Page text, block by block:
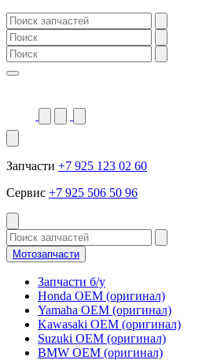
Запчасти +7 925 123 02 60
Сервис +7 925 506 50 96
Мотозапчасти
Запчасти б/у
Honda OEM (оригинал)
Yamaha OEM (оригинал)
Kawasaki OEM (оригинал)
Suzuki OEM (оригинал)
BMW OEM (оригинал)